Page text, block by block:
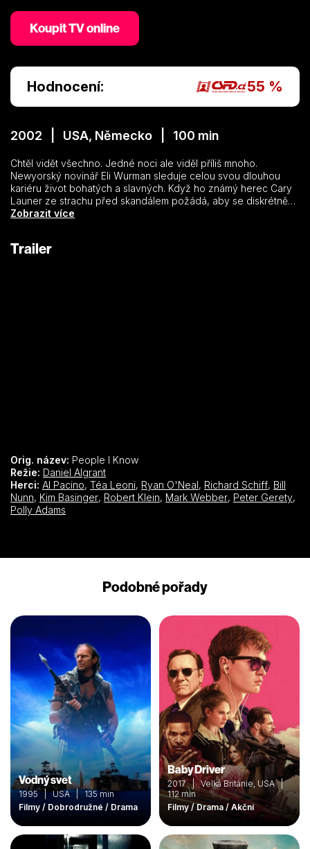
Koupit TV online
Hodnocení: 55 %
2002 | USA, Německo | 100 min
Chtěl vidět všechno. Jedné noci ale viděl příliš mnoho.
Newyorský novinář Eli Wurman sleduje celou svou dlouhou
kariéru život bohatých a slavných. Když ho známý herec Cary
Launer ze strachu před skandálem požádá, aby se diskrétně
postaral o mladou herečku Jilli, netuší, že nebezpečný svět
vidí a slyší, je nežádoucí. Zoufalý Eli nakonec musí vyhledat
Zobrazit více
Trailer
Orig. název: People I Know
Režie: Daniel Algrant
Herci: Al Pacino, Téa Leoni, Ryan O'Neal, Richard Schiff, Bill
Nunn, Kim Basinger, Robert Klein, Mark Webber, Peter Gerety,
Polly Adams
Podobné pořady
Vodný svet
1995 | USA | 135 min
Filmy / Dobrodružné / Drama
Baby Driver
2017 | Velká Británie, USA |
112 min
Filmy / Drama / Akční